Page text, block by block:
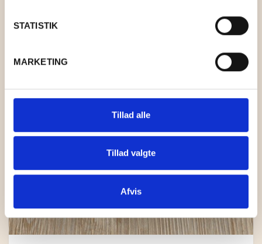
STATISTIK
MARKETING
Tillad alle
Tillad valgte
Afvis